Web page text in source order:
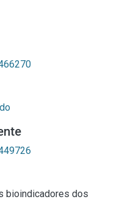
bioindicadores dos